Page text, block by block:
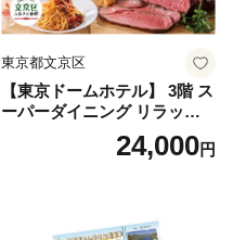
東京都文京区
【東京ドームホテル】 3階 ス
ーパーダイニング リラッサ
ランチブッフェ お食事券 大
人1名様分 関東 東京 ご利用
24,000円